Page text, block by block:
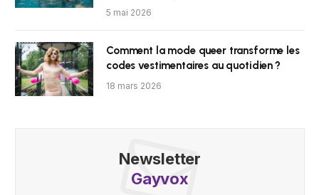
5 mai 2026
Comment la mode queer transforme les
codes vestimentaires au quotidien ?
18 mars 2026
Newsletter
Gayvox